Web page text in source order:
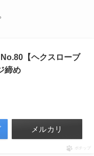
【ヘクスローブ
締め
メルカリ
ポチップ